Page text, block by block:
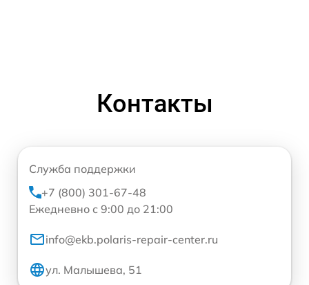
Контакты
Служба поддержки
+7 (800) 301-67-48
Ежедневно с 9:00 до 21:00
info@ekb.polaris-repair-center.ru
ул. Малышева, 51